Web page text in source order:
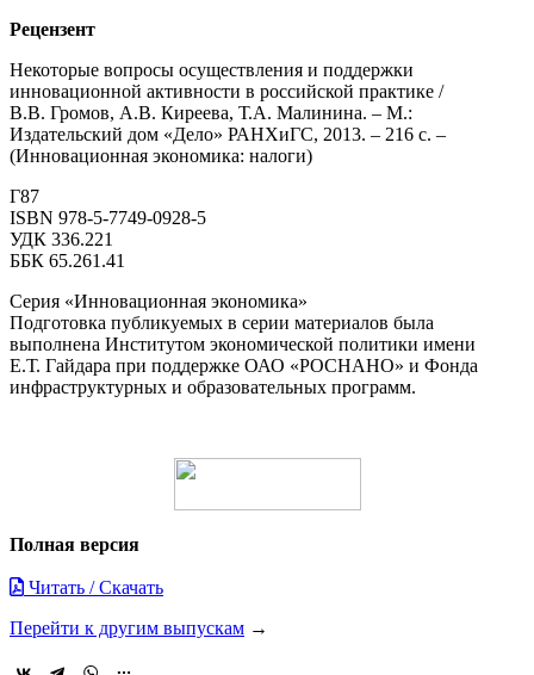
Рецензент
Некоторые вопросы осуществления и поддержки
инновационной активности в российской практике /
В.В. Громов, А.В. Киреева, Т.А. Малинина. – М.:
Издательский дом «Дело» РАНХиГС, 2013. – 216 с. –
(Инновационная экономика: налоги)
Г87
ISBN 978-5-7749-0928-5
УДК 336.221
ББК 65.261.41
Серия «Инновационная экономика»
Подготовка публикуемых в серии материалов была
выполнена Институтом экономической политики имени
Е.Т. Гайдара при поддержке ОАО «РОСНАНО» и Фонда
инфраструктурных и образовательных программ.
Полная версия
Читать / Скачать
Перейти к другим выпускам →